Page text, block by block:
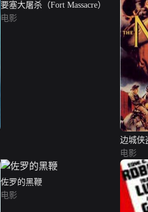
要塞大屠杀（Fort Massacre）
电影
边城侠
电影
佐罗的黑鞭
电影